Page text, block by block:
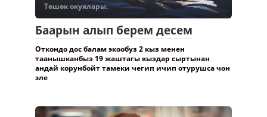
Төшөк окуялары.
Баарын алып берем десем
Откондо дос балам экообуз 2 кыз менен
таанышканбыз 19 жаштагы кыздар сыртынан
андай корунбойт тамеки чегип ичип отурушса чон
эле